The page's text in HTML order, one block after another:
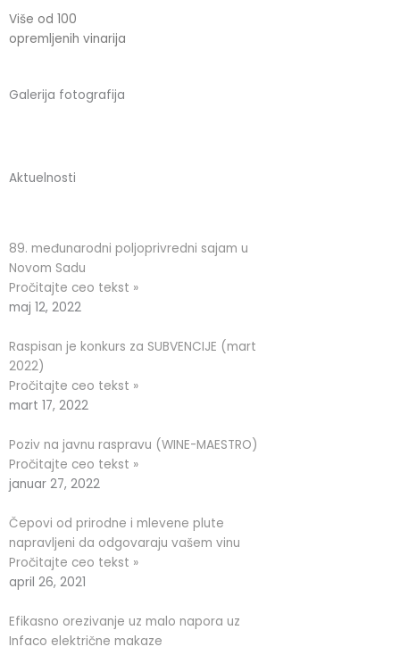
Više od 100
opremljenih vinarija
Galerija fotografija
Aktuelnosti
89. međunarodni poljoprivredni sajam u
Novom Sadu
Pročitajte ceo tekst »
maj 12, 2022
Raspisan je konkurs za SUBVENCIJE (mart
2022)
Pročitajte ceo tekst »
mart 17, 2022
Poziv na javnu raspravu (WINE-MAESTRO)
Pročitajte ceo tekst »
januar 27, 2022
Čepovi od prirodne i mlevene plute
napravljeni da odgovaraju vašem vinu
Pročitajte ceo tekst »
april 26, 2021
Efikasno orezivanje uz malo napora uz
Infaco električne makaze